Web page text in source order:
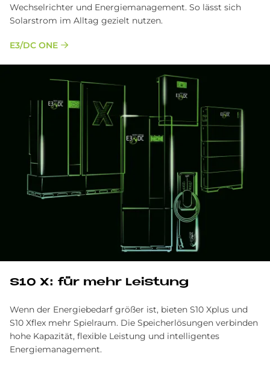
Wechselrichter und Energiemanagement. So lässt sich
Solarstrom im Alltag gezielt nutzen.
E3/DC ONE
S10 X: für mehr Lei­stung
Wenn der Energiebedarf größer ist, bieten S10 Xplus und
S10 Xflex mehr Spielraum. Die Speicherlösungen verbinden
hohe Kapazität, flexible Leistung und intelligentes
Energiemanagement.